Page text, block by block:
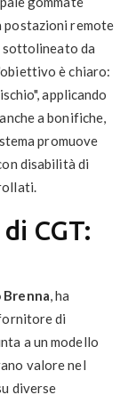
postazioni remote
sottolineato da
è chiaro:
applicando
a bonifiche,
promuove
disabilità di
CGT:
, ha
di
a un modello
valore nel
diverse